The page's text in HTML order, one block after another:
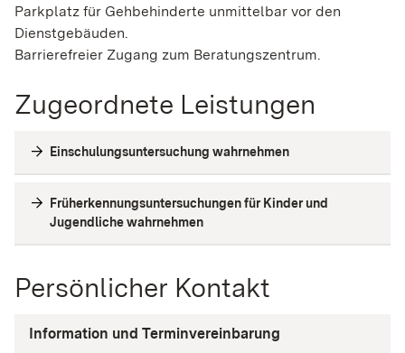
Parkplatz für Gehbehinderte unmittelbar vor den
Dienstgebäuden.
Barrierefreier Zugang zum Beratungszentrum.
Zugeordnete Leistungen
Einschulungsuntersuchung wahrnehmen
Früherkennungsuntersuchungen für Kinder und
Jugendliche wahrnehmen
Persönlicher Kontakt
Information und Terminvereinbarung